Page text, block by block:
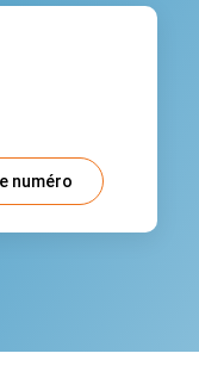
numéro